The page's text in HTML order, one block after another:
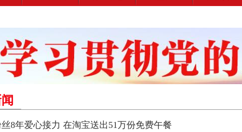
8年爱心接力 在淘宝送出51万份免费午餐